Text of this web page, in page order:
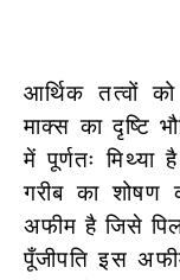
आर्थिक तत्वों
माक्स का दृष्टि
में पूर्णतः मिथ्या
गरीब का शोषण
अफीम है जिसे
पूँजीपति इस